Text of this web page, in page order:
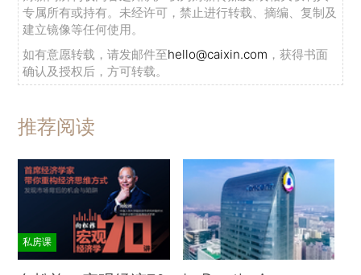
专属所有或持有。未经许可，禁止进行转载、摘编、复制及
建立镜像等任何使用。
如有意愿转载，请发邮件至hello@caixin.com ，获得书面
确认及授权后，方可转载。
推荐阅读
私房课